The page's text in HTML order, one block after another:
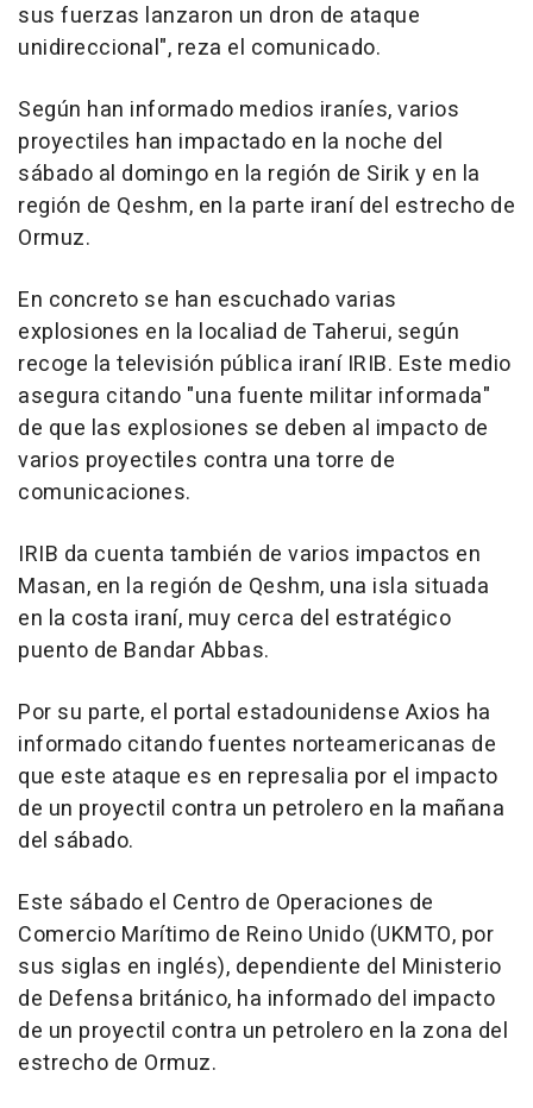
sus fuerzas lanzaron un dron de ataque
unidireccional", reza el comunicado.
Según han informado medios iraníes, varios
proyectiles han impactado en la noche del
sábado al domingo en la región de Sirik y en la
región de Qeshm, en la parte iraní del estrecho de
Ormuz.
En concreto se han escuchado varias
explosiones en la localiad de Taherui, según
recoge la televisión pública iraní IRIB. Este medio
asegura citando "una fuente militar informada"
de que las explosiones se deben al impacto de
varios proyectiles contra una torre de
comunicaciones.
IRIB da cuenta también de varios impactos en
Masan, en la región de Qeshm, una isla situada
en la costa iraní, muy cerca del estratégico
puento de Bandar Abbas.
Por su parte, el portal estadounidense Axios ha
informado citando fuentes norteamericanas de
que este ataque es en represalia por el impacto
de un proyectil contra un petrolero en la mañana
del sábado.
Este sábado el Centro de Operaciones de
Comercio Marítimo de Reino Unido (UKMTO, por
sus siglas en inglés), dependiente del Ministerio
de Defensa británico, ha informado del impacto
de un proyectil contra un petrolero en la zona del
estrecho de Ormuz.